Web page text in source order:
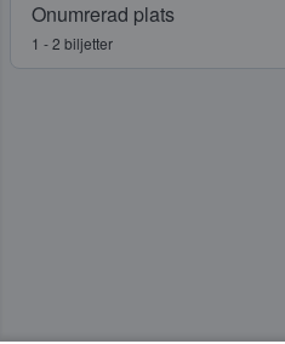
Onumrerad plats
1 - 2 biljetter